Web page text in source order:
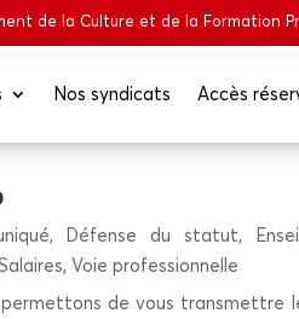
de la Culture et de la Formation
Nos syn­di­cats Accès
, Défense du statut,
,Voie professionnelle
de vous transmettre